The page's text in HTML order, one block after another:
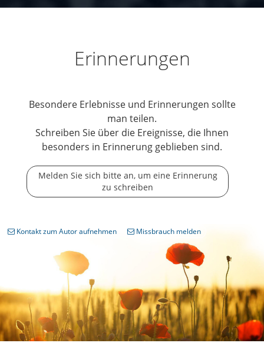
Erinnerungen
Besondere Erlebnisse und Erinnerungen sollte
man teilen.
Schreiben Sie über die Ereignisse, die Ihnen
besonders in Erinnerung geblieben sind.
Melden Sie sich bitte an, um eine Erinnerung
zu schreiben
Kontakt zum Autor aufnehmen Missbrauch melden